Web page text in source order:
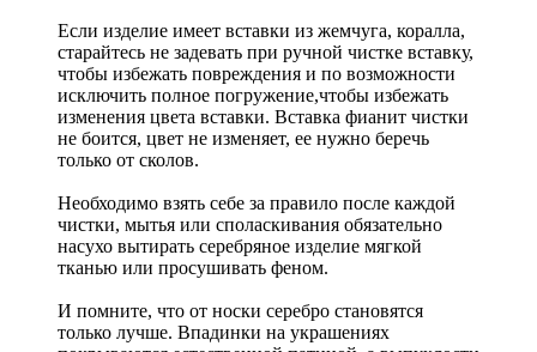
Если изделие имеет вставки из жемчуга, коралла,
старайтесь не задевать при ручной чистке вставку,
чтобы избежать повреждения и по возможности
исключить полное погружение,чтобы избежать
изменения цвета вставки. Вставка фианит чистки
не боится, цвет не изменяет, ее нужно беречь
только от сколов.
Необходимо взять себе за правило после каждой
чистки, мытья или споласкивания обязательно
насухо вытирать серебряное изделие мягкой
тканью или просушивать феном.
И помните, что от носки серебро становятся
только лучше. Впадинки на украшениях